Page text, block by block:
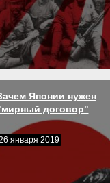
Японии нужен
договор"
января 2019